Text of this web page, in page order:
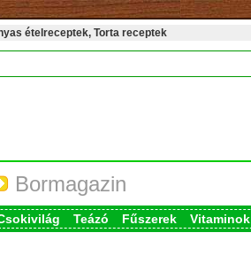
ételreceptek, Torta receptek
Bormagazin
Teázó Fűszerek Vitaminok